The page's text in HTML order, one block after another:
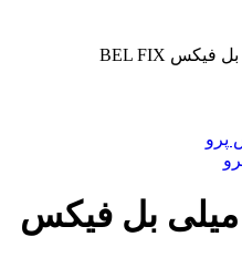
چسب 123 – 400 میلی بل فیکس